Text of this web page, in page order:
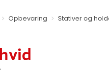
Opbevaring Stativer og